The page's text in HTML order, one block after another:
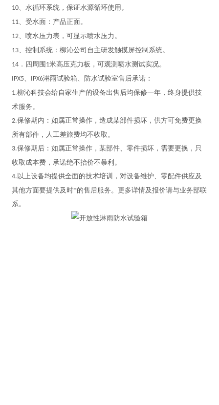
10、水循环系统，保证水源循环使用。
11、受水面：产品正面。
12、喷水压力表，可显示喷水压力。
13、控制系统：柳沁公司自主研发触摸屏控制系统。
14．四周围 1米高压克力板，可观测喷水测试实况。
IPX5、 IPX6淋雨试验箱、防水试验室售后承诺：
1.柳沁科技会给自家生产的设备出售后均保修一年，终身提供技
术服务。
2.保修期内：如属正常操作，造成某部件损坏，供方可免费更换
所有部件，人工差旅费均不收取。
3.保修期后：如属正常操作，某部件、零件损坏，需要更换，只
收取成本费，承诺绝不抬价不暴利。
4. 以上设备均提供全面的技术培训，对设备维护、零配件供应及
其他方面要提供及时*的售后服务。更多详情及报价请与业务部联
系。